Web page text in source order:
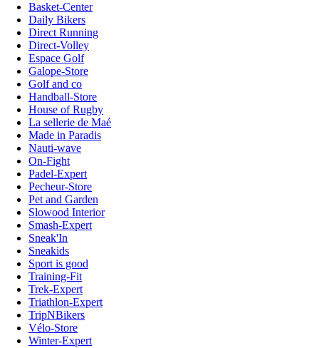
Basket-Center
Daily Bikers
Direct Running
Direct-Volley
Espace Golf
Galope-Store
Golf and co
Handball-Store
House of Rugby
La sellerie de Maé
Made in Paradis
Nauti-wave
On-Fight
Padel-Expert
Pecheur-Store
Pet and Garden
Slowood Interior
Smash-Expert
Sneak'In
Sneakids
Sport is good
Training-Fit
Trek-Expert
Triathlon-Expert
TripNBikers
Vélo-Store
Winter-Expert